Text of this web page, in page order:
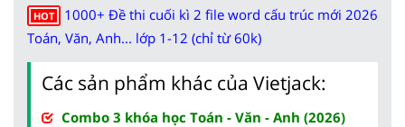
HOT
1000+ Đề thi cuối kì 2 file word cấu trúc mới 2026
Toán, Văn, Anh... lớp 1-12 (chỉ từ 60k)
Các sản phẩm khác của Vietjack:
Combo 3 khóa học Toán - Văn - Anh (2026)